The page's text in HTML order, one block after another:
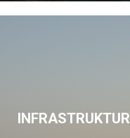
INFRASTRUKTUR